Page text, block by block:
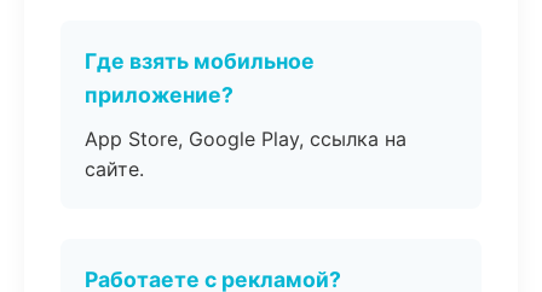
Где взять мобильное
приложение?
App Store, Google Play, ссылка на
сайте.
Работаете с рекламой?